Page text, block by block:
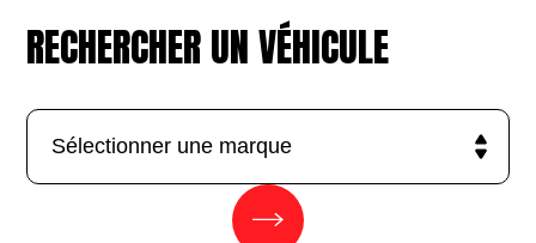
RECHERCHER UN VÉHICULE